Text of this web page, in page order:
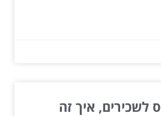
לשכירים, איך זה